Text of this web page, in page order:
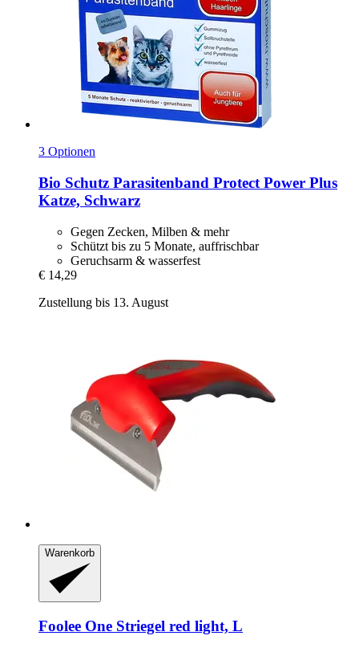
3 Optionen
Bio Schutz Parasitenband Protect Power Plus
Katze, Schwarz
Gegen Zecken, Milben & mehr
Schützt bis zu 5 Monate, auffrischbar
Geruchsarm & wasserfest
€ 14,29
Zustellung bis 13. August
Warenkorb
Foolee One Striegel red light, L